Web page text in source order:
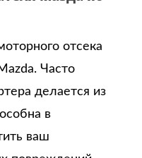
отсека
Часто
делается из
в
ваш